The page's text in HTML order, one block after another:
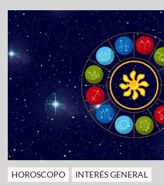
HOROSCOPO INTERÉS GENERAL